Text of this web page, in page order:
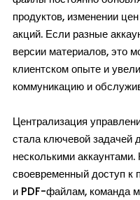
продуктов, изменении
акций. Если разные
версии материалов, это
клиентском опыте и
коммуникацию и
Централизация
стала ключевой задачей
несколькими
своевременный доступ к
и PDF-файлам, команда